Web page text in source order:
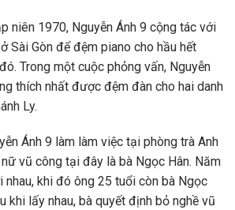
niên 1970, Nguyễn Ánh 9 cộng tác với
Sài Gòn để đệm piano cho hầu hết
Trong một cuộc phỏng vấn, Nguyễn
thích nhất được đệm đàn cho hai danh
Ly.
Ánh 9 làm làm việc tại phòng trà Anh
vũ công tại đây là bà Ngọc Hân. Năm
nhau, khi đó ông 25 tuổi còn bà Ngọc
khi lấy nhau, bà quyết định bỏ nghề vũ